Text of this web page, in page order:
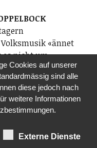
«ännet
es nicht um
es geht um
Kontext der Zeit. Es
zwar nicht
den tierischen
Gitarre; ­Simon
Linck: Geige
Cookies auf unserer
sind alle
diese jedoch nach
weitere Informationen
Externe Dienste